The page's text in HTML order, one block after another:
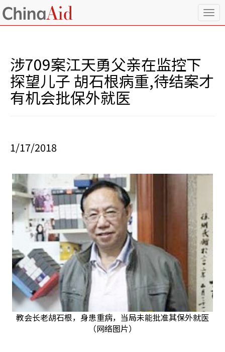
T
o
n
涉709案江天勇父亲在监控下
探望儿子 胡石根病重,待结案才
有机会批保外就医
1/17/2018
教会长老胡石根，身患重病，当局未能批准其保外就医
（网络图片）